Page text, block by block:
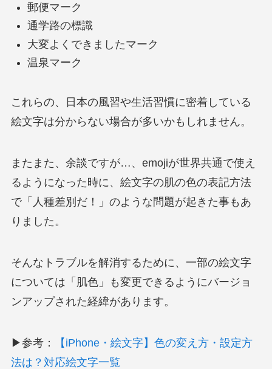
郵便マーク
通学路の標識
大変よくできましたマーク
温泉マーク
これらの、日本の風習や生活習慣に密着している
絵文字は分からない場合が多いかもしれません。
またまた、余談ですが…、emojiが世界共通で使え
るようになった時に、絵文字の肌の色の表記方法
で「人種差別だ！」のような問題が起きた事もあ
りました。
そんなトラブルを解消するために、一部の絵文字
については「肌色」も変更できるようにバージョ
ンアップされた経緯があります。
▶参考：
【iPhone・絵文字】色の変え方・設定方
法は？対応絵文字一覧